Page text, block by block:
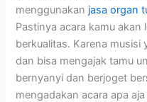
menggunakan jasa organ
Pastinya acara kamu akan
berkualitas. Karena
dan bisa mengajak tamu
bernyanyi dan berjoget
mengadakan acara apa